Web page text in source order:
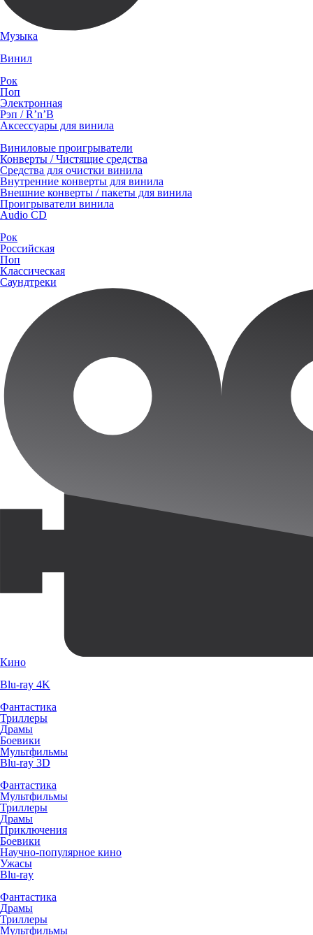
Музыка
Винил
Рок
Поп
Электронная
Рэп / R’n’B
Аксессуары для винила
Виниловые проигрыватели
Конверты / Чистящие средства
Средства для очистки винила
Внутренние конверты для винила
Внешние конверты / пакеты для винила
Проигрыватели винила
Audio CD
Рок
Российская
Поп
Классическая
Саундтреки
Кино
Blu-ray 4K
Фантастика
Триллеры
Драмы
Боевики
Мультфильмы
Blu-ray 3D
Фантастика
Мультфильмы
Триллеры
Драмы
Приключения
Боевики
Научно-популярное кино
Ужасы
Blu-ray
Фантастика
Драмы
Триллеры
Мультфильмы